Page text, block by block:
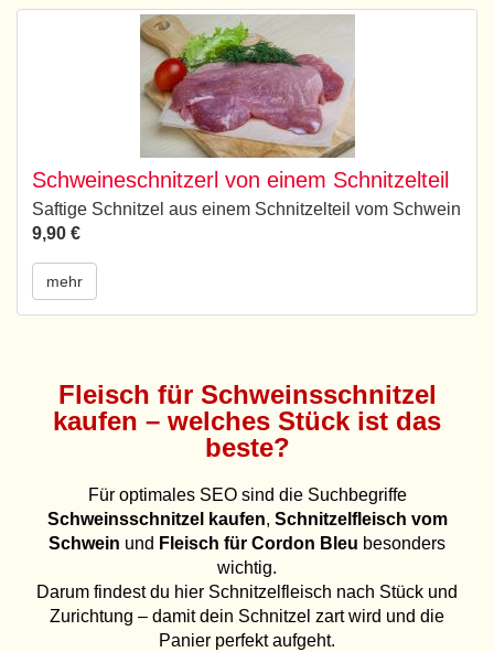
Schweineschnitzerl von einem Schnitzelteil
Saftige Schnitzel aus einem Schnitzelteil vom Schwein
9,90 €
mehr
Fleisch für Schweinsschnitzel
kaufen – welches Stück ist das
beste?
Für optimales SEO sind die Suchbegriffe
Schweinsschnitzel kaufen, Schnitzelfleisch vom
Schwein und Fleisch für Cordon Bleu besonders
wichtig.
Darum findest du hier Schnitzelfleisch nach Stück und
Zurichtung – damit dein Schnitzel zart wird und die
Panier perfekt aufgeht.